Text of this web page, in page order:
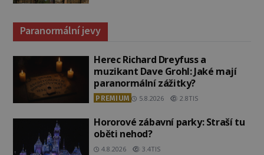
Paranormální jevy
Herec Richard Dreyfuss a
muzikant Dave Grohl: Jaké mají
paranormální zážitky?
PREMIUM 5.8.2026 2.8TIS
Hororové zábavní parky: Straší tu
oběti nehod?
4.8.2026 3.4TIS